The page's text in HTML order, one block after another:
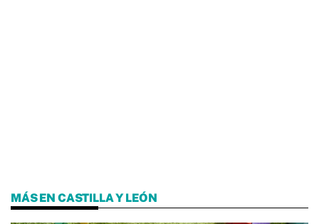
MÁS EN CASTILLA Y LEÓN